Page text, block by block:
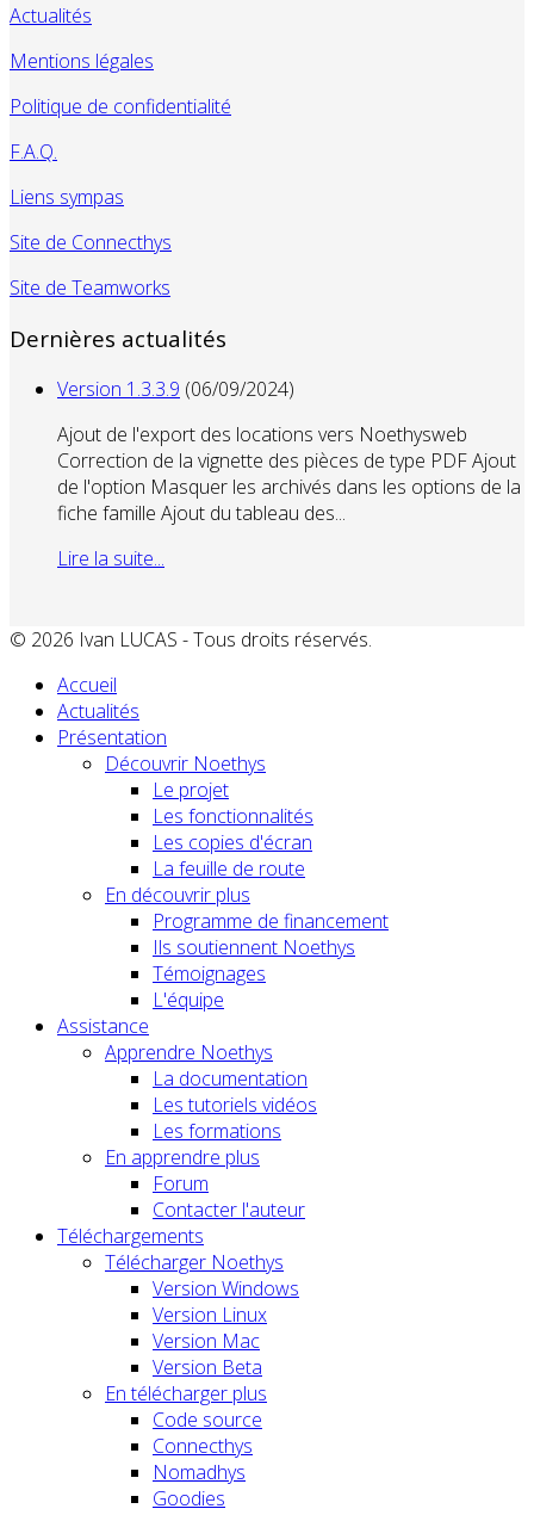
Actualités
Mentions légales
Politique de confidentialité
F.A.Q.
Liens sympas
Site de Connecthys
Site de Teamworks
Dernières actualités
Version 1.3.3.9 (06/09/2024)
Ajout de l'export des locations vers Noethysweb
Correction de la vignette des pièces de type PDF Ajout
de l'option Masquer les archivés dans les options de la
fiche famille Ajout du tableau des...
Lire la suite...
© 2026 Ivan LUCAS - Tous droits réservés.
Accueil
Actualités
Présentation
Découvrir Noethys
Le projet
Les fonctionnalités
Les copies d'écran
La feuille de route
En découvrir plus
Programme de financement
Ils soutiennent Noethys
Témoignages
L'équipe
Assistance
Apprendre Noethys
La documentation
Les tutoriels vidéos
Les formations
En apprendre plus
Forum
Contacter l'auteur
Téléchargements
Télécharger Noethys
Version Windows
Version Linux
Version Mac
Version Beta
En télécharger plus
Code source
Connecthys
Nomadhys
Goodies